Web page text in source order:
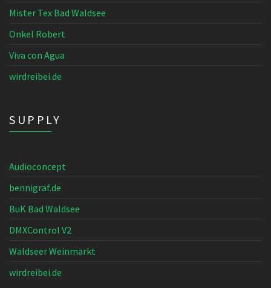
Mister Tex Bad Waldsee
Onkel Robert
Viva con Agua
wirdreibei.de
SUPPLY
Audioconcept
bennigraf.de
BuK Bad Waldsee
DMXControl V2
Waldseer Weinmarkt
wirdreibei.de